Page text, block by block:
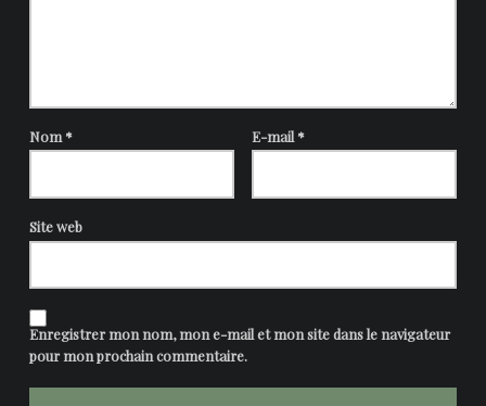
Nom * E-mail *
Site web
Enregistrer mon nom, mon e-mail et mon site dans le navigateur
pour mon prochain commentaire.